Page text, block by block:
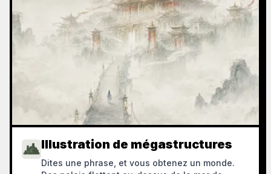
Illustration de mégastructures
Dites une phrase, et vous obtenez un monde.